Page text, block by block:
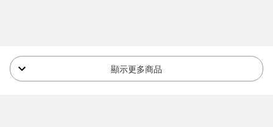
顯示更多商品